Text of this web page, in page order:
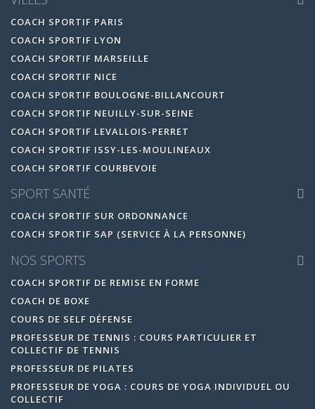
COACH SPORTIF PARIS
COACH SPORTIF LYON
COACH SPORTIF MARSEILLE
COACH SPORTIF NICE
COACH SPORTIF BOULOGNE-BILLANCOURT
COACH SPORTIF NEUILLY-SUR-SEINE
COACH SPORTIF LEVALLOIS-PERRET
COACH SPORTIF ISSY-LES-MOULINEAUX
COACH SPORTIF COURBEVOIE
SPORT SANTÉ
COACH SPORTIF SUR ORDONNANCE
COACH SPORTIF SAP (SERVICE À LA PERSONNE)
NOS SPORTS
COACH SPORTIF DE REMISE EN FORME
COACH DE BOXE
COURS DE SELF DÉFENSE
PROFESSEUR DE TENNIS : COURS PARTICULIER ET
COLLECTIF DE TENNIS
PROFESSEUR DE PILATES
PROFESSEUR DE YOGA : COURS DE YOGA INDIVIDUEL OU
COLLECTIF